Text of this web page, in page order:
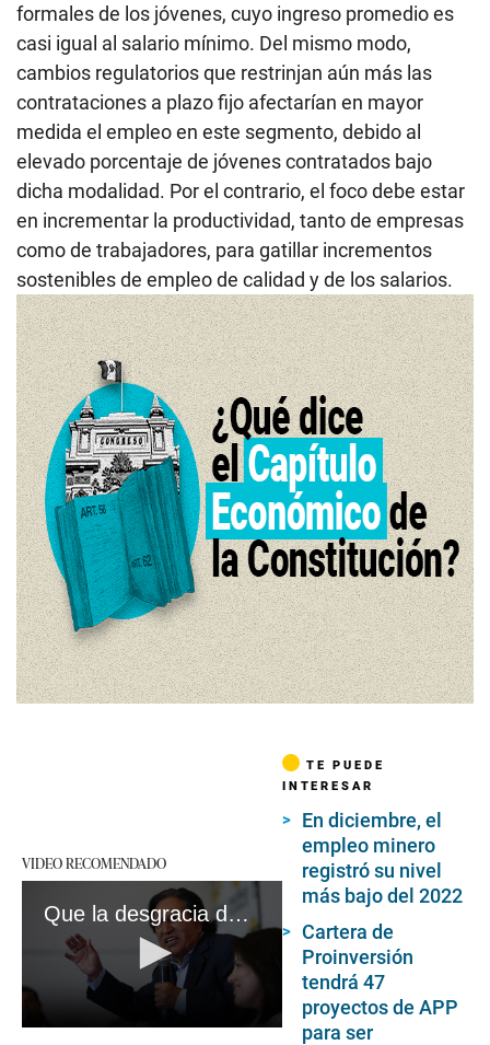
formales de los jóvenes, cuyo ingreso promedio es
casi igual al salario mínimo. Del mismo modo,
cambios regulatorios que restrinjan aún más las
contrataciones a plazo fijo afectarían en mayor
medida el empleo en este segmento, debido al
elevado porcentaje de jóvenes contratados bajo
dicha modalidad. Por el contrario, el foco debe estar
en incrementar la productividad, tanto de empresas
como de trabajadores, para gatillar incrementos
sostenibles de empleo de calidad y de los salarios.
VIDEO RECOMENDADO
Que la desgracia de Toledo sirva de advertencia a los poderosos, incluyendo a Dina y a Otárola #CO #VideosEC
TE PUEDE
INTERESAR
En diciembre, el
empleo minero
registró su nivel
más bajo del 2022
Cartera de
Proinversión
tendrá 47
proyectos de APP
para ser